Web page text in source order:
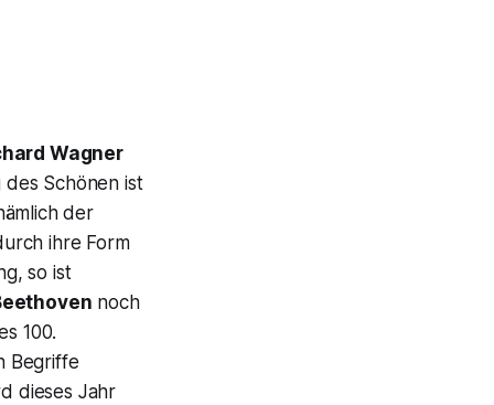
Wagner
des Schönen ist
der
ihre Form
so ist
noch
100.
Begriffe
dieses Jahr